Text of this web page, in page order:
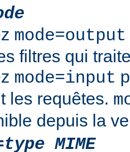
mode=output
filtres qui
mode=input
les requêtes.
depuis la
type MIME